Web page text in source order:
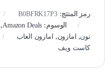
رمز المنتج:B0BFRK17P3
الوسوم: Amazon Deals
,
نون, امازون, امازون العاب
كاست ويف